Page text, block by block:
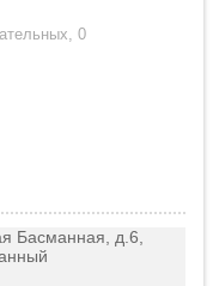
, 0
Басманная, д.6,